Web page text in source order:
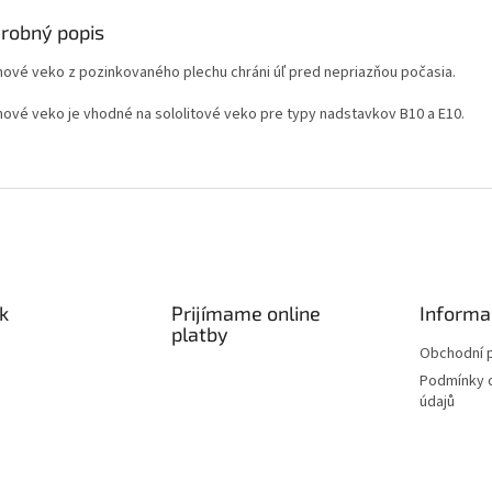
popis
veko z pozinkovaného plechu chráni úľ pred nepriazňou počasia.
veko je vhodné na sololitové veko pre typy nadstavkov B10 a E10.
Prijímame online
platby
Obchodní
Podmínky
údajů